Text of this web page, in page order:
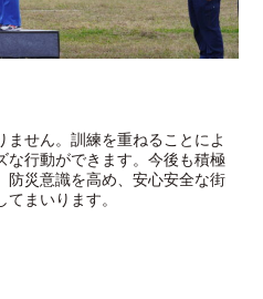
せん。訓練を重ねることによ
な行動ができます。今後も積極
防災意識を高め、安心安全な街
まいります。